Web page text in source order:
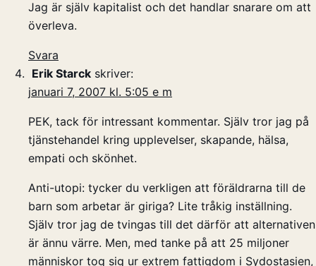
Jag är själv kapitalist och det handlar snarare om att
överleva.
Svara
Erik Starck skriver:
januari 7, 2007 kl. 5:05 e m
PEK, tack för intressant kommentar. Själv tror jag på
tjänstehandel kring upplevelser, skapande, hälsa,
empati och skönhet.
Anti-utopi: tycker du verkligen att föräldrarna till de
barn som arbetar är giriga? Lite tråkig inställning.
Själv tror jag de tvingas till det därför att alternativen
är ännu värre. Men, med tanke på att 25 miljoner
människor tog sig ur extrem fattigdom i Sydostasien,